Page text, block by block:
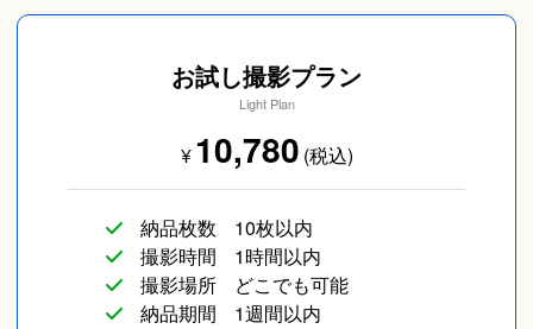
お試し撮影プラン
Light Plan
¥10,780 (税込)
納品枚数
10枚以内
撮影時間
1時間以内
撮影場所
どこでも可能
納品期間
1週間以内